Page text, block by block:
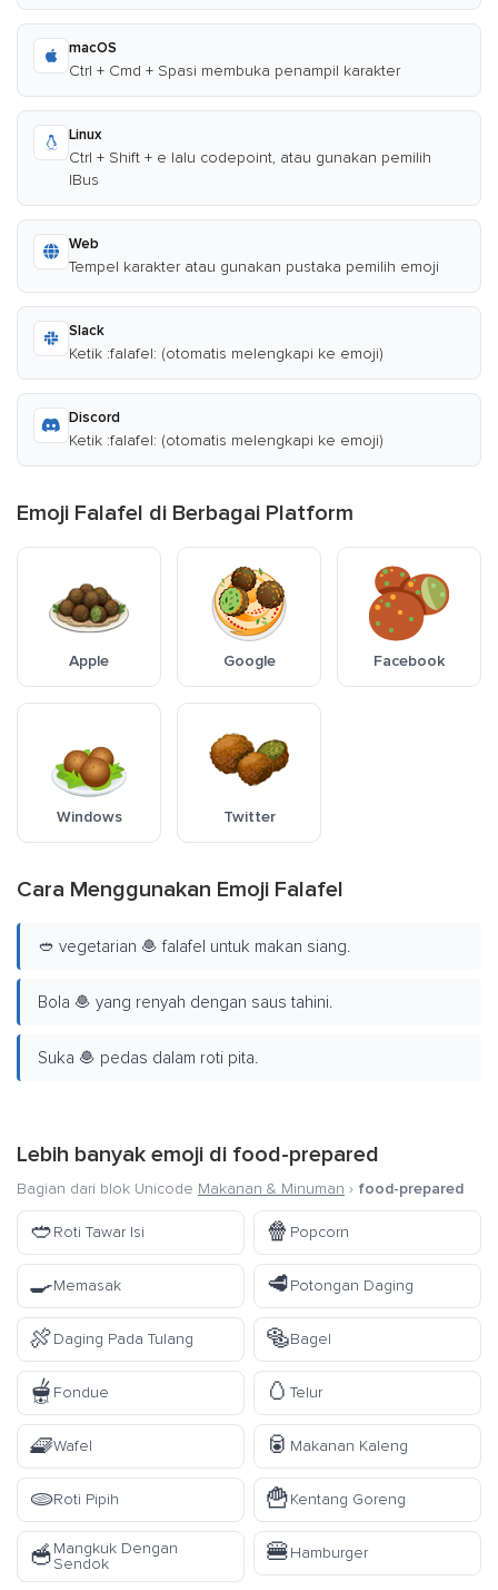
macOS
Ctrl + Cmd + Spasi membuka penampil karakter
Linux
Ctrl + Shift + e lalu codepoint, atau gunakan pemilih
IBus
Web
Tempel karakter atau gunakan pustaka pemilih emoji
Slack
Ketik :falafel: (otomatis melengkapi ke emoji)
Discord
Ketik :falafel: (otomatis melengkapi ke emoji)
Emoji Falafel di Berbagai Platform
Apple Google Facebook
Windows Twitter
Cara Menggunakan Emoji Falafel
🥙 vegetarian 🧆 falafel untuk makan siang.
Bola 🧆 yang renyah dengan saus tahini.
Suka 🧆 pedas dalam roti pita.
Lebih banyak emoji di food-prepared
Bagian dari blok Unicode Makanan & Minuman › food-prepared
🥙Roti Tawar Isi 🍿 Popcorn
🍳Memasak 🥩Potongan Daging
🍖Daging Pada Tulang 🥯Bagel
🫕 Fondue 🥚 Telur
🧇Wafel 🥫 Makanan Kaleng
🫓Roti Pipih 🍟Kentang Goreng
🥣Mangkuk Dengan
Sendok
🍔Hamburger